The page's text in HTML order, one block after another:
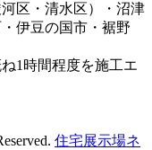
区・清水区）・沼津
伊豆の国市・裾野
1時間程度を施工エ
住宅展示場ネ